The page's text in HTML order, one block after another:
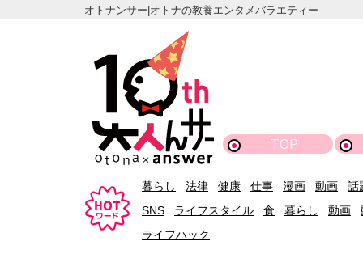
オトナンサー|オトナの教養エンタメバラエティー
TOP
暮らし 法律 健康 仕事 漫画 動画
話
SNS
ライフスタイル 食 暮らし 動画
ライフハック